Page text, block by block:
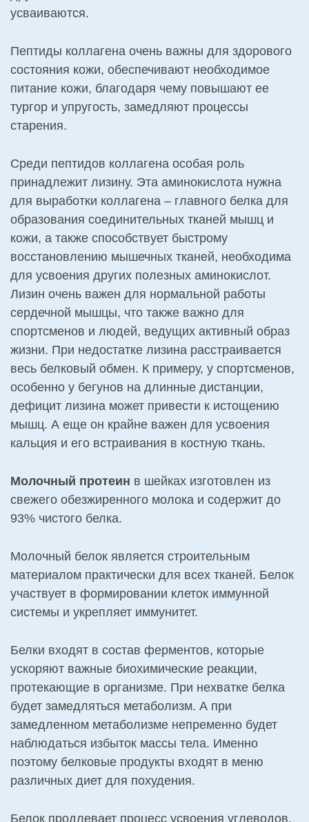
усваиваются.
Пептиды коллагена очень важны для здорового
состояния кожи, обеспечивают необходимое
питание кожи, благодаря чему повышают ее
тургор и упругость, замедляют процессы
старения.
Среди пептидов коллагена особая роль
принадлежит лизину. Эта аминокислота нужна
для выработки коллагена – главного белка для
образования соединительных тканей мышц и
кожи, а также способствует быстрому
восстановлению мышечных тканей, необходима
для усвоения других полезных аминокислот.
Лизин очень важен для нормальной работы
сердечной мышцы, что также важно для
спортсменов и людей, ведущих активный образ
жизни. При недостатке лизина расстраивается
весь белковый обмен. К примеру, у спортсменов,
особенно у бегунов на длинные дистанции,
дефицит лизина может привести к истощению
мышц. А еще он крайне важен для усвоения
кальция и его встраивания в костную ткань.
Молочный протеин в шейках изготовлен из
свежего обезжиренного молока и содержит до
93% чистого белка.
Молочный белок является строительным
материалом практически для всех тканей. Белок
участвует в формировании клеток иммунной
системы и укрепляет иммунитет.
Белки входят в состав ферментов, которые
ускоряют важные биохимические реакции,
протекающие в организме. При нехватке белка
будет замедляться метаболизм. А при
замедленном метаболизме непременно будет
наблюдаться избыток массы тела. Именно
поэтому белковые продукты входят в меню
различных диет для похудения.
Белок продлевает процесс усвоения углеводов.